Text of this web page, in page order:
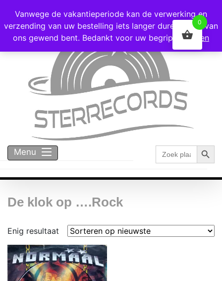
Voor 16:00 besteld = vandaag verzonden!
Menu
Zoek
naar:
De klok op ….Rock
Enig resultaat
Vanwege de vakantieperiode kan de verwerking en
verzending van uw bestelling iets langer duren dan u van
ons gewend bent. Bedankt voor uw begrip!
Negeren
0